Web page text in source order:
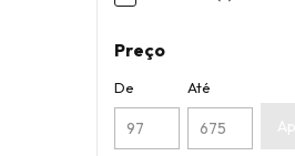
Preço
De Até